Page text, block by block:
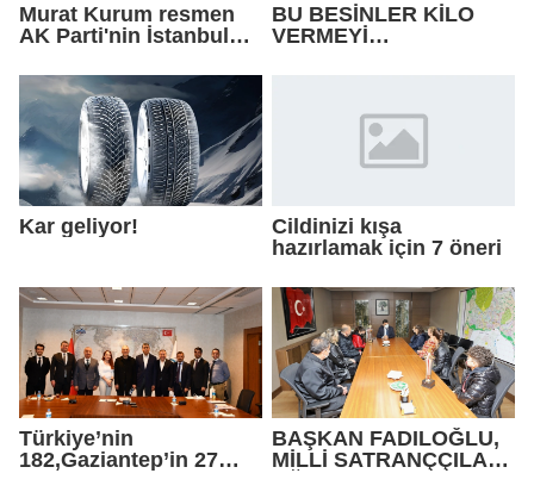
Murat Kurum resmen
AK Parti'nin İstanbul
BU BESİNLER KİLO
VERMEYİ
Kar geliyor!
Cildinizi kışa
hazırlamak için 7 öneri
Türkiye’nin
182,Gaziantep’in 27
BAŞKAN FADILOĞLU,
MİLLİ SATRANÇÇILARI